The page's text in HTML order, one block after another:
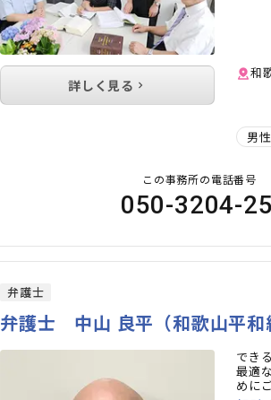
和
男
詳しく見る
この事務所の電話番号
050-3204-
弁護士
弁護士 中山 良平（和歌山平和
でき
最適
めに